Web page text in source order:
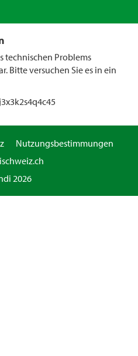
technischen Problems
Bitte versuchen Sie es in ein
Nutzungsbestimmungen
2026